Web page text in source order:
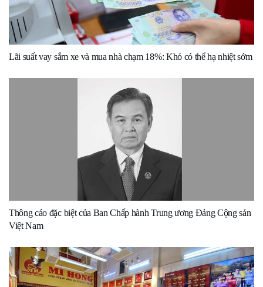
Lãi suất vay sắm xe và mua nhà chạm 18%: Khó có thể hạ nhiệt sớm
Thông cáo đặc biệt của Ban Chấp hành Trung ương Đảng Cộng sản
Việt Nam